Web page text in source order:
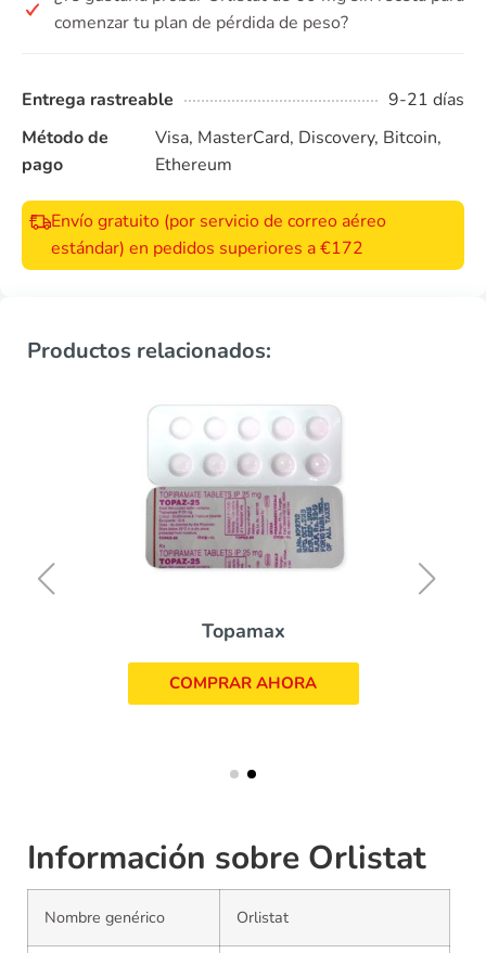
comenzar tu plan de pérdida de peso?
Entrega rastreable
9-21 días
Método de
pago
Visa, MasterCard, Discovery, Bitcoin,
Ethereum
Envío gratuito (por servicio de correo aéreo
estándar) en pedidos superiores a €172
Productos relacionados:
Topamax
COMPRAR AHORA
Información sobre Orlistat
Nombre genérico Orlistat